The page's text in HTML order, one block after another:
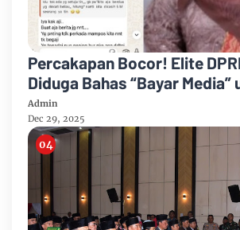
Percakapan Bocor! Elite
Diduga Bahas “Bayar Media”
Dukung Kebijakan
Admin
Dec 29, 2025